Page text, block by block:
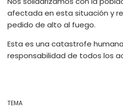
afectada en esta situación y
pedido de alto al fuego.
Esta es una catastrofe
responsabilidad de todos los
TEMA